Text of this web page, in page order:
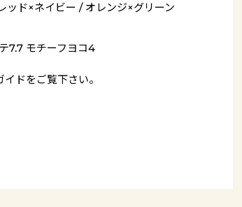
ッド×ネイビー / オレンジ×グリーン
7.7 モチーフヨコ4
イドをご覧下さい。